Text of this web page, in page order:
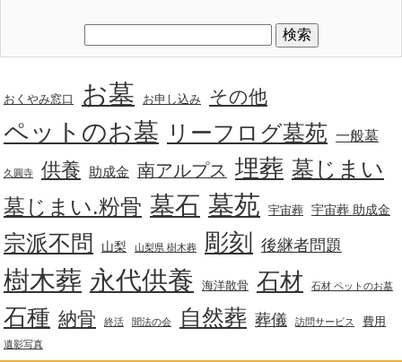
おくやみ窓口 お墓 お申し込み その他
ペットのお墓 リーフログ墓苑 一般墓
久圓寺 供養 助成金 南アルプス 埋葬 墓じまい
墓じまい.粉骨 墓石 墓苑 宇宙葬 宇宙葬 助成金
宗派不問 山梨 山梨県 樹木葬 彫刻 後継者問題
樹木葬 永代供養 海洋散骨 石材 石材 ペットのお墓
石種 納骨 終活 聞法の会 自然葬 葬儀 訪問サービス 費用
遺影写真